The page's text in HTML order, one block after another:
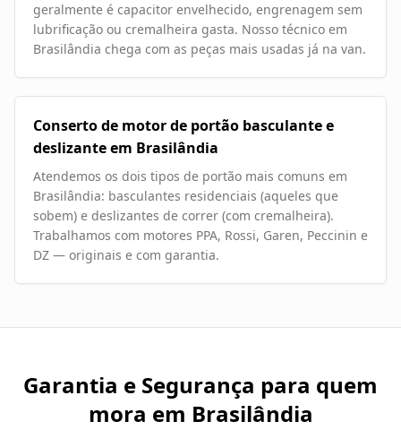
geralmente é capacitor envelhecido, engrenagem sem
lubrificação ou cremalheira gasta. Nosso técnico em
Brasilândia chega com as peças mais usadas já na van.
Conserto de motor de portão basculante e
deslizante em Brasilândia
Atendemos os dois tipos de portão mais comuns em
Brasilândia: basculantes residenciais (aqueles que
sobem) e deslizantes de correr (com cremalheira).
Trabalhamos com motores PPA, Rossi, Garen, Peccinin e
DZ — originais e com garantia.
Garantia e Segurança para quem
mora em Brasilândia